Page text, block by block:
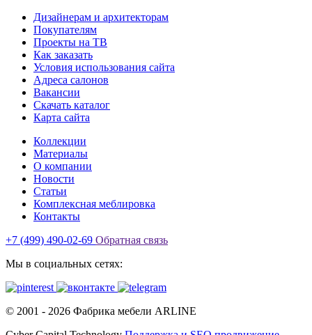
Дизайнерам и архитекторам
Покупателям
Проекты на ТВ
Как заказать
Условия использования сайта
Адреса салонов
Вакансии
Скачать каталог
Карта сайта
Коллекции
Материалы
О компании
Новости
Статьи
Комплексная меблировка
Контакты
+7 (499) 490-02-69 Обратная связь
Мы в социальных сетях:
© 2001 - 2026 Фабрика мебели ARLINE